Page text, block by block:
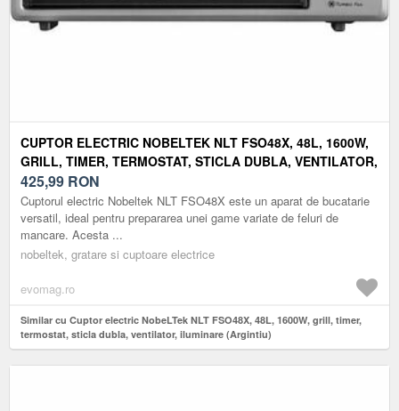
CUPTOR ELECTRIC NOBELTEK NLT FSO48X, 48L, 1600W,
GRILL, TIMER, TERMOSTAT, STICLA DUBLA, VENTILATOR,
ILUMINARE (ARGINTIU)
425,99 RON
Cuptorul electric Nobeltek NLT FSO48X este un aparat de bucatarie
versatil, ideal pentru prepararea unei game variate de feluri de
mancare. Acesta ...
nobeltek, gratare si cuptoare electrice
evomag.ro
Similar cu Cuptor electric NobeLTek NLT FSO48X, 48L, 1600W, grill, timer,
termostat, sticla dubla, ventilator, iluminare (Argintiu)